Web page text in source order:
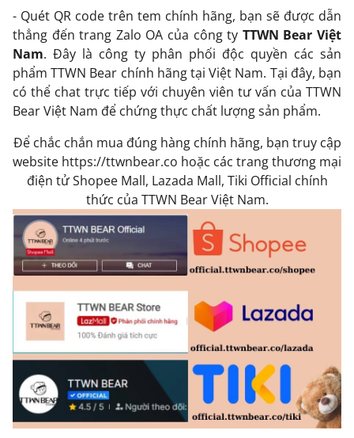
- Quét QR code trên tem chính hãng, bạn sẽ được dẫn
thẳng đến trang Zalo OA của công ty TTWN Bear Việt
Nam. Đây là công ty phân phối độc quyền các sản
phẩm TTWN Bear chính hãng tại Việt Nam. Tại đây, bạn
có thể chat trực tiếp với chuyên viên tư vấn của TTWN
Bear Việt Nam để chứng thực chất lượng sản phẩm.
Để chắc chắn mua đúng hàng chính hãng, bạn truy cập
website https://ttwnbear.co hoặc các trang thương mại
điện tử Shopee Mall, Lazada Mall, Tiki Official chính
thức của TTWN Bear Việt Nam.